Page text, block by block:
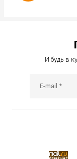
И будь в